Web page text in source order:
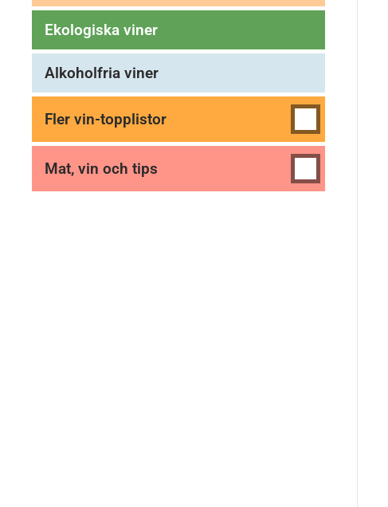
Ekologiska viner
Alkoholfria viner
Fler vin-topplistor
Mat, vin och tips